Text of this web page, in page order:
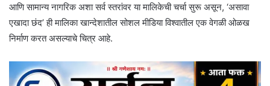
आणि सामान्य नागरिक अशा सर्व स्तरांवर या मालिकेची चर्चा सुरू असून, ‘असावा
एखादा छंद’ ही मालिका खान्देशातील सोशल मीडिया विश्वातील एक वेगळी ओळख
निर्माण करत असल्याचे चित्र आहे.